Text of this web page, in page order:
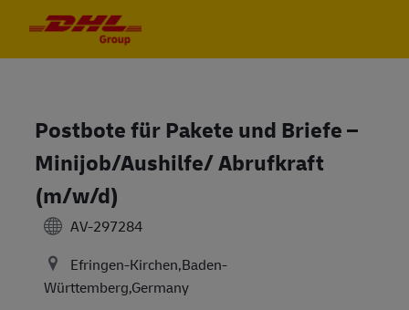
Postbote für Pakete und Briefe –
Minijob/Aushilfe/ Abrufkraft
(m/w/d)
AV-297284
Efringen-Kirchen,Baden-
Württemberg,Germany